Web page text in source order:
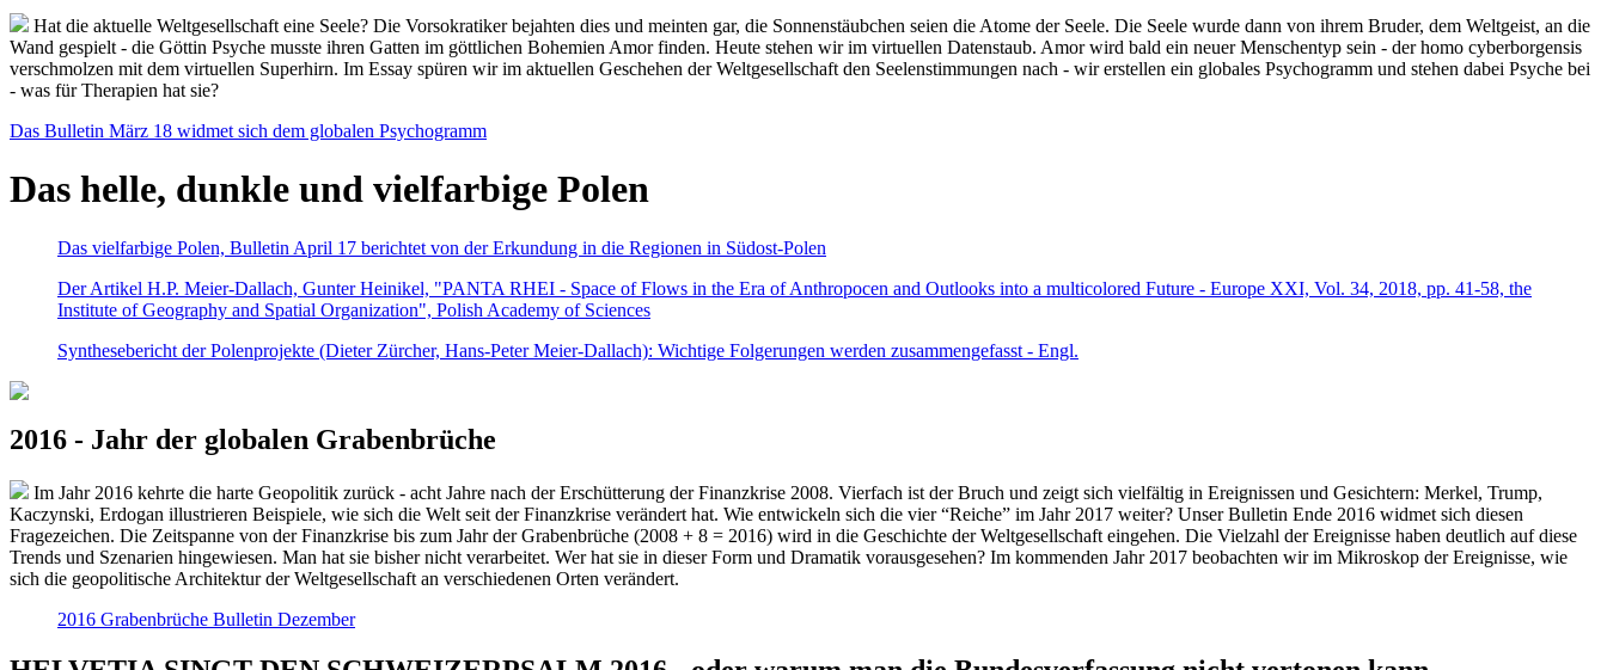
Hat die aktuelle Weltgesellschaft eine Seele? Die Vorsokratiker bejahten dies und meinten gar, die Sonnenstäubchen seien die Atome der Seele. Die Seele wurde dann von ihrem Bruder, dem Weltgeist, an die
Wand gespielt - die Göttin Psyche musste ihren Gatten im göttlichen Bohemien Amor finden. Heute stehen wir im virtuellen Datenstaub. Amor wird bald ein neuer Menschentyp sein - der homo cyberborgensis
verschmolzen mit dem virtuellen Superhirn. Im Essay spüren wir im aktuellen Geschehen der Weltgesellschaft den Seelenstimmungen nach - wir erstellen ein globales Psychogramm und stehen dabei Psyche bei
- was für Therapien hat sie?
Das Bulletin März 18 widmet sich dem globalen Psychogramm
Das helle, dunkle und vielfarbige Polen
Das vielfarbige Polen, Bulletin April 17 berichtet von der Erkundung in die Regionen in Südost-Polen
Der Artikel H.P. Meier-Dallach, Gunter Heinikel, "PANTA RHEI - Space of Flows in the Era of Anthropocen and Outlooks into a multicolored Future - Europe XXI, Vol. 34, 2018, pp. 41-58, the
Institute of Geography and Spatial Organization", Polish Academy of Sciences
Synthesebericht der Polenprojekte (Dieter Zürcher, Hans-Peter Meier-Dallach): Wichtige Folgerungen werden zusammengefasst - Engl.
2016 - Jahr der globalen Grabenbrüche
Im Jahr 2016 kehrte die harte Geopolitik zurück - acht Jahre nach der Erschütterung der Finanzkrise 2008. Vierfach ist der Bruch und zeigt sich vielfältig in Ereignissen und Gesichtern: Merkel, Trump,
Kaczynski, Erdogan illustrieren Beispiele, wie sich die Welt seit der Finanzkrise verändert hat. Wie entwickeln sich die vier “Reiche” im Jahr 2017 weiter? Unser Bulletin Ende 2016 widmet sich diesen
Fragezeichen. Die Zeitspanne von der Finanzkrise bis zum Jahr der Grabenbrüche (2008 + 8 = 2016) wird in die Geschichte der Weltgesellschaft eingehen. Die Vielzahl der Ereignisse haben deutlich auf diese
Trends und Szenarien hingewiesen. Man hat sie bisher nicht verarbeitet. Wer hat sie in dieser Form und Dramatik vorausgesehen? Im kommenden Jahr 2017 beobachten wir im Mikroskop der Ereignisse, wie
sich die geopolitische Architektur der Weltgesellschaft an verschiedenen Orten verändert.
2016 Grabenbrüche Bulletin Dezember